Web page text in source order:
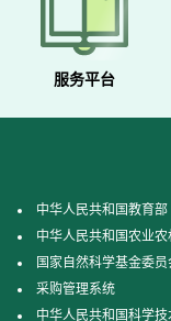
服务平台
中华人民共和国教育部
中华人民共和国农业农
国家自然科学基金委员
采购管理系统
中华人民共和国科学技